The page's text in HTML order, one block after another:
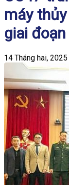
máy
giai
14 Tháng hai, 2025